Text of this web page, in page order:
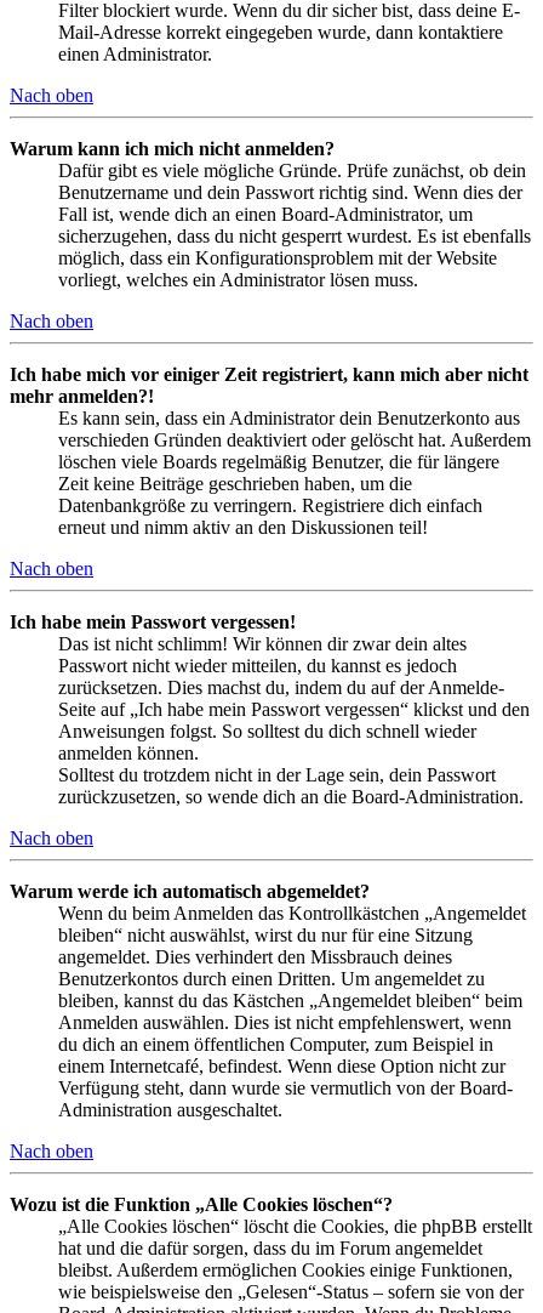
Filter blockiert wurde. Wenn du dir sicher bist, dass deine E-
Mail-Adresse korrekt eingegeben wurde, dann kontaktiere
einen Administrator.
Nach oben
Warum kann ich mich nicht anmelden?
Dafür gibt es viele mögliche Gründe. Prüfe zunächst, ob dein
Benutzername und dein Passwort richtig sind. Wenn dies der
Fall ist, wende dich an einen Board-Administrator, um
sicherzugehen, dass du nicht gesperrt wurdest. Es ist ebenfalls
möglich, dass ein Konfigurationsproblem mit der Website
vorliegt, welches ein Administrator lösen muss.
Nach oben
Ich habe mich vor einiger Zeit registriert, kann mich aber nicht
mehr anmelden?!
Es kann sein, dass ein Administrator dein Benutzerkonto aus
verschieden Gründen deaktiviert oder gelöscht hat. Außerdem
löschen viele Boards regelmäßig Benutzer, die für längere
Zeit keine Beiträge geschrieben haben, um die
Datenbankgröße zu verringern. Registriere dich einfach
erneut und nimm aktiv an den Diskussionen teil!
Nach oben
Ich habe mein Passwort vergessen!
Das ist nicht schlimm! Wir können dir zwar dein altes
Passwort nicht wieder mitteilen, du kannst es jedoch
zurücksetzen. Dies machst du, indem du auf der Anmelde-
Seite auf „Ich habe mein Passwort vergessen“ klickst und den
Anweisungen folgst. So solltest du dich schnell wieder
anmelden können.
Solltest du trotzdem nicht in der Lage sein, dein Passwort
zurückzusetzen, so wende dich an die Board-Administration.
Nach oben
Warum werde ich automatisch abgemeldet?
Wenn du beim Anmelden das Kontrollkästchen „Angemeldet
bleiben“ nicht auswählst, wirst du nur für eine Sitzung
angemeldet. Dies verhindert den Missbrauch deines
Benutzerkontos durch einen Dritten. Um angemeldet zu
bleiben, kannst du das Kästchen „Angemeldet bleiben“ beim
Anmelden auswählen. Dies ist nicht empfehlenswert, wenn
du dich an einem öffentlichen Computer, zum Beispiel in
einem Internetcafé, befindest. Wenn diese Option nicht zur
Verfügung steht, dann wurde sie vermutlich von der Board-
Administration ausgeschaltet.
Nach oben
Wozu ist die Funktion „Alle Cookies löschen“?
„Alle Cookies löschen“ löscht die Cookies, die phpBB erstellt
hat und die dafür sorgen, dass du im Forum angemeldet
bleibst. Außerdem ermöglichen Cookies einige Funktionen,
wie beispielsweise den „Gelesen“-Status – sofern sie von der